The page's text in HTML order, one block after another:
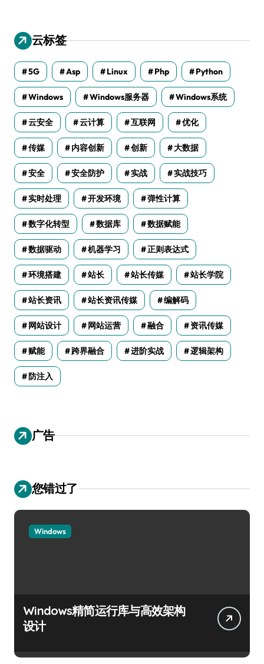
云标签
5G Asp Linux Php Python
Windows Windows服务器 Windows系统
云安全 云计算 互联网 优化
传媒 内容创新 创新 大数据
安全 安全防护 实战 实战技巧
实时处理 开发环境 弹性计算
数字化转型 数据库 数据赋能
数据驱动 机器学习 正则表达式
环境搭建 站长 站长传媒 站长学院
站长资讯 站长资讯传媒 编解码
网站设计 网站运营 融合 资讯传媒
赋能 跨界融合 进阶实战 逻辑架构
防注入
广告
您错过了
Windows
Windows精简运行库与高效架构
设计